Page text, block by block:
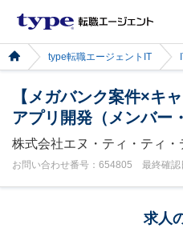
type転職エージェントIT
【メガバンク案件×キ
アプリ開発（メンバー
株式会社エヌ・ティ・ティ
お問い合わせ番号：654805 最終確認
求人